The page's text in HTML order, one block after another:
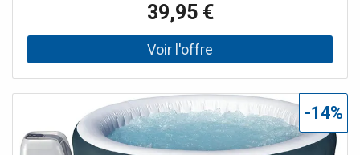
estivales. Grâce à ce auvent de protection, vous installez
en un instant un élément
39,95 €
-14%